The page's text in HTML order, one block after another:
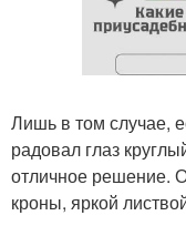
Лишь в том случае,
радовал глаз
отличное решение.
кроны, яркой